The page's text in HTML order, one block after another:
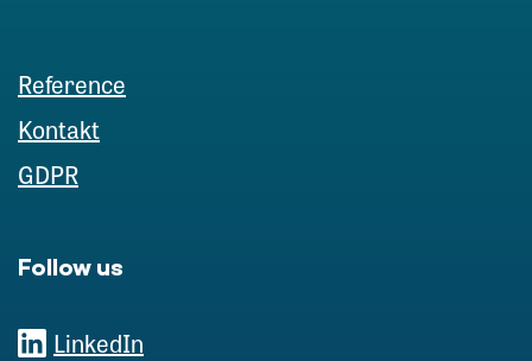
Reference
Kontakt
GDPR
Follow us
LinkedIn